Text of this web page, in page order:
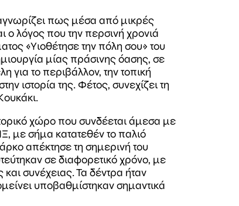
πως μέσα από μικρές
ο λόγος που την περσινή χρονιά
«Υιοθέτησε την πόλη σου» του
μίας πράσινης όασης, σε
για το περιβάλλον, την τοπική
ιστορία της. Φέτος, συνεχίζει τη
χώρο που συνδέεται άμεσα με
με σήμα κατατεθέν το παλιό
απέκτησε τη σημερινή του
σε διαφορετικό χρόνο, με
συνέχειας. Τα δέντρα ήταν
υποβαθμίστηκαν σημαντικά